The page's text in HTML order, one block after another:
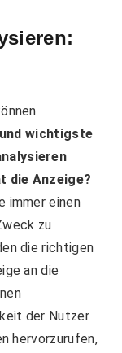
wichtigste
die Anzeige?
immer einen
zu
die richtigen
an die
der Nutzer
hervorzurufen,